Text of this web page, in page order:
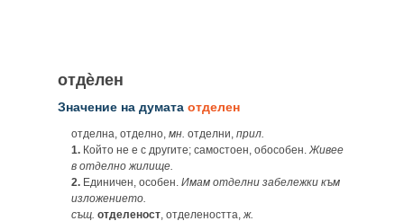
отдѐлен
Значение на думата отделен
отделна, отделно, мн. отделни, прил.
1. Който не е с другите; самостоен, обособен.Живее
в отделно жилище.
2. Единичен, особен. Имам отделни забележки към
изложението.
същ. отделеност, отделеността,ж.